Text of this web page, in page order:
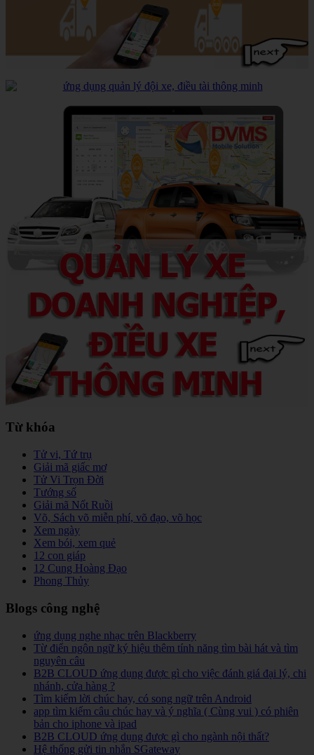
Từ khóa
Tử vi, Tứ trụ
Giải mã giấc mơ
Tử Vi Trọn Đời
Tướng số
Giải mã Nốt Ruồi
Võ, Sách võ miễn phí, võ đạo, võ học
Xem ngày
Xem bói, xem quẻ
12 con giáp
12 Cung Hoàng Đạo
Phong Thủy
Blogs công nghệ
ứng dụng nghe nhạc trên Blackberry
Từ điển ngôn ngữ ký hiệu thêm tính năng tìm bài hát và tìm
nguyên câu
B2B CLOUD ứng dụng được gì cho việc đánh giá đại lý, chi
nhánh, cửa hàng ?
Tìm kiếm lời chúc hay, có song ngữ trên Android
app tìm kiếm câu chúc hay và ý nghĩa ( Cùng vui ) có phiên
bản cho iphone và ipad
B2B CLOUD ứng dụng được gì cho ngành nội thất?
Hệ thống gửi tin nhắn SGateway